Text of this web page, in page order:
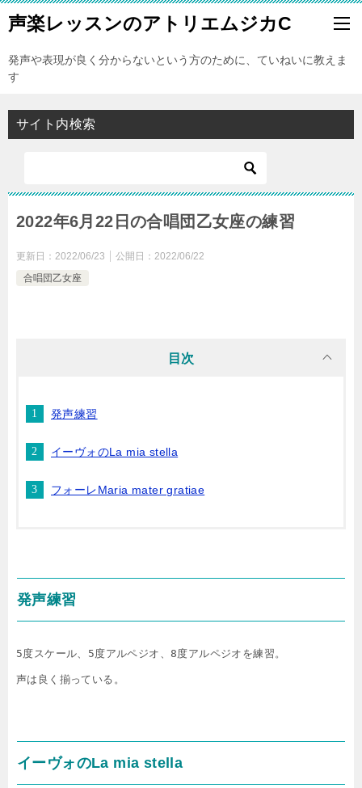
声楽レッスンのアトリエムジカC
発声や表現が良く分からないという方のために、ていねいに教えま
す
サイト内検索
2022年6月22日の合唱団乙女座の練習
更新日： 2022/06/23 公開日： 2022/06/22
合唱団乙女座
目次
発声練習
イーヴォのLa mia stella
フォーレMaria mater gratiae
発声練習
5度スケール、5度アルペジオ、8度アルペジオを練習。
声は良く揃っている。
イーヴォのLa mia stella